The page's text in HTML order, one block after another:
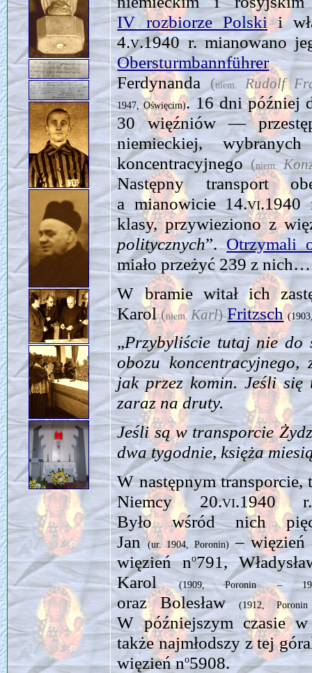
IV rozbiorze Polskii
4.v.1940r. mianowano
Obersturmbannführer
Ferdynanda
(niem. Rudolf
1947, Oświęcim). 16 dni później
30 więźniów —
niemieckiej,
koncentracyjnego(niem.
Następny transport
a mianowicie 14.vi.1940
klasy, przywieziono z
politycznych”.Otrzymali
miało przeżyć 239 z nich…
W bramie witał ich
Karol(niem. Karl) Fritzsch
„Przybyliście tutaj nie do
obozu
jak przez komin. Jeśli się
zaraz na druty.
Jeśli są w transporcie
dwa tygodnie, księża
W następnym
Niemcy 20.vi.1940r.
Było wśród nich
Jan(ur. 1904, Poronin) – więzień
więzień no791,
Karol(1909, Poronin –
oraz Bolesław(1912,
W późniejszym czasie
także najmłodszy z tej
więzień no5908.